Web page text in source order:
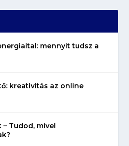
mennyit tudsz a
kreativitás az online
– Tudod, mivel